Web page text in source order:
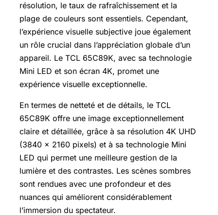
résolution, le taux de rafraîchissement et la
plage de couleurs sont essentiels. Cependant,
l’expérience visuelle subjective joue également
un rôle crucial dans l’appréciation globale d’un
appareil. Le TCL 65C89K, avec sa technologie
Mini LED et son écran 4K, promet une
expérience visuelle exceptionnelle.
En termes de netteté et de détails, le TCL
65C89K offre une image exceptionnellement
claire et détaillée, grâce à sa résolution 4K UHD
(3840 x 2160 pixels) et à sa technologie Mini
LED qui permet une meilleure gestion de la
lumière et des contrastes. Les scènes sombres
sont rendues avec une profondeur et des
nuances qui améliorent considérablement
l’immersion du spectateur.